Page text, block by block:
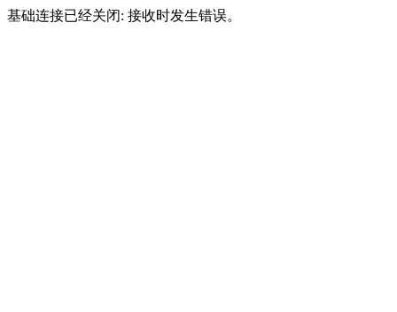
基础连接已经关闭: 接收时发生错误。